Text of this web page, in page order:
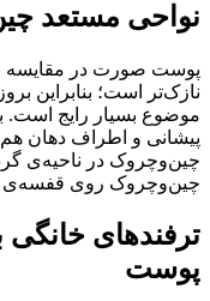
نواحی مستعد
پوست صورت در مقایسه
نازک‌تر است؛
موضوع بسیار رایج
پیشانی و اطراف دهان هم
چین‌وچرو‌ک در ناحیه‌ی
چین‌وچرو‌ک روی قفسه‌ی
ترفند‌های
پوست